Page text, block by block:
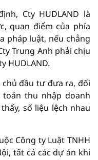
Cty HUDLAND là
quan điểm của phía
pháp luật, nếu chẳng
Trung Anh phải chịu
HUDLAND.
đầu tư đưa ra, đối
thu nhập doanh
số liệu lệch nhau
Công ty Luật TNHH
tất cả các dự án khi